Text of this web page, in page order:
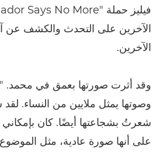
الآخرين على التحدث والكشف عن
الآخرين.
وقد أثرت صورتها بعمق في محمد.
وصوتها يمثل ملايين من النساء.
شعرتُ بشجاعتها أيضًا. كان بإمكاني
على أنها صورة عادية، مثل الموضوع